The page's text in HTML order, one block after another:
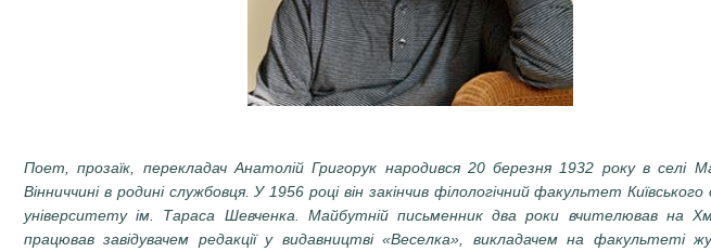
Поет, прозаїк, перекладач Анатолій Григорук народився 20 березня 1932 року в селі
Вінниччині в родині службовця. У 1956 році він закінчив філологічний факультет
університету ім. Тараса Шевченка. Майбутній письменник два роки вчителював на
працював завідувачем редакції у видавництві «Веселка», викладачем на факультеті